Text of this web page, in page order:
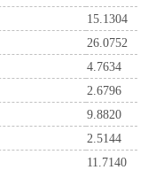
15.1304
26.0752
4.7634
2.6796
9.8820
2.5144
11.7140